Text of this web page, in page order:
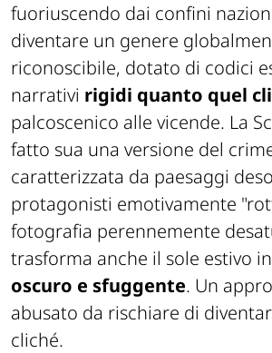
fuoriuscendo dai confini
diventare un genere
riconoscibile, dotato di codici
narrativi rigidi quanto quel
palcoscenico alle vicende. La
fatto sua una versione del
caratterizzata da paesaggi
protagonisti emotivamente
fotografia perennemente
trasforma anche il sole estivo
oscuro e sfuggente. Un
abusato da rischiare di
cliché.